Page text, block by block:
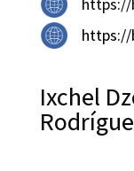
https://
Ixchel